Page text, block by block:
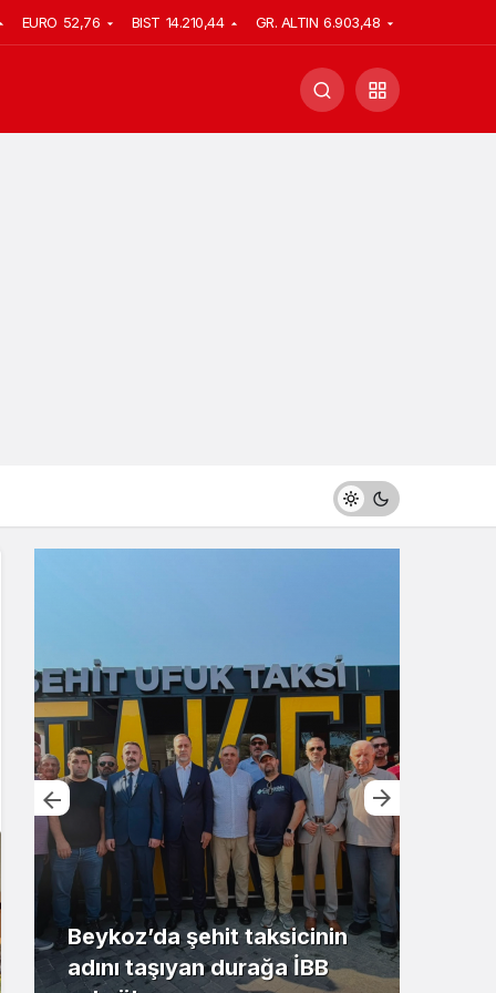
EURO 52,76 BIST 14.210,44 GR. ALTIN 6.903,48
Beykoz’da şehit taksicinin
adını taşıyan durağa İBB